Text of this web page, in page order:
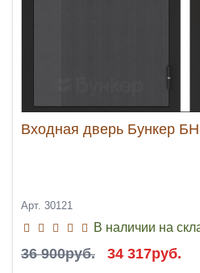
Входная дверь Бункер
Арт. 30121
В наличии на
36 900руб. 34 317руб.